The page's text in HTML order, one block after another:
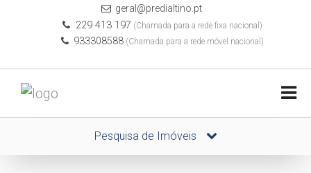
geral@predialtino.pt
229 413 197 (Chamada para a rede fixa nacional)
933308588 (Chamada para a rede móvel nacional)
Pesquisa de Imóveis